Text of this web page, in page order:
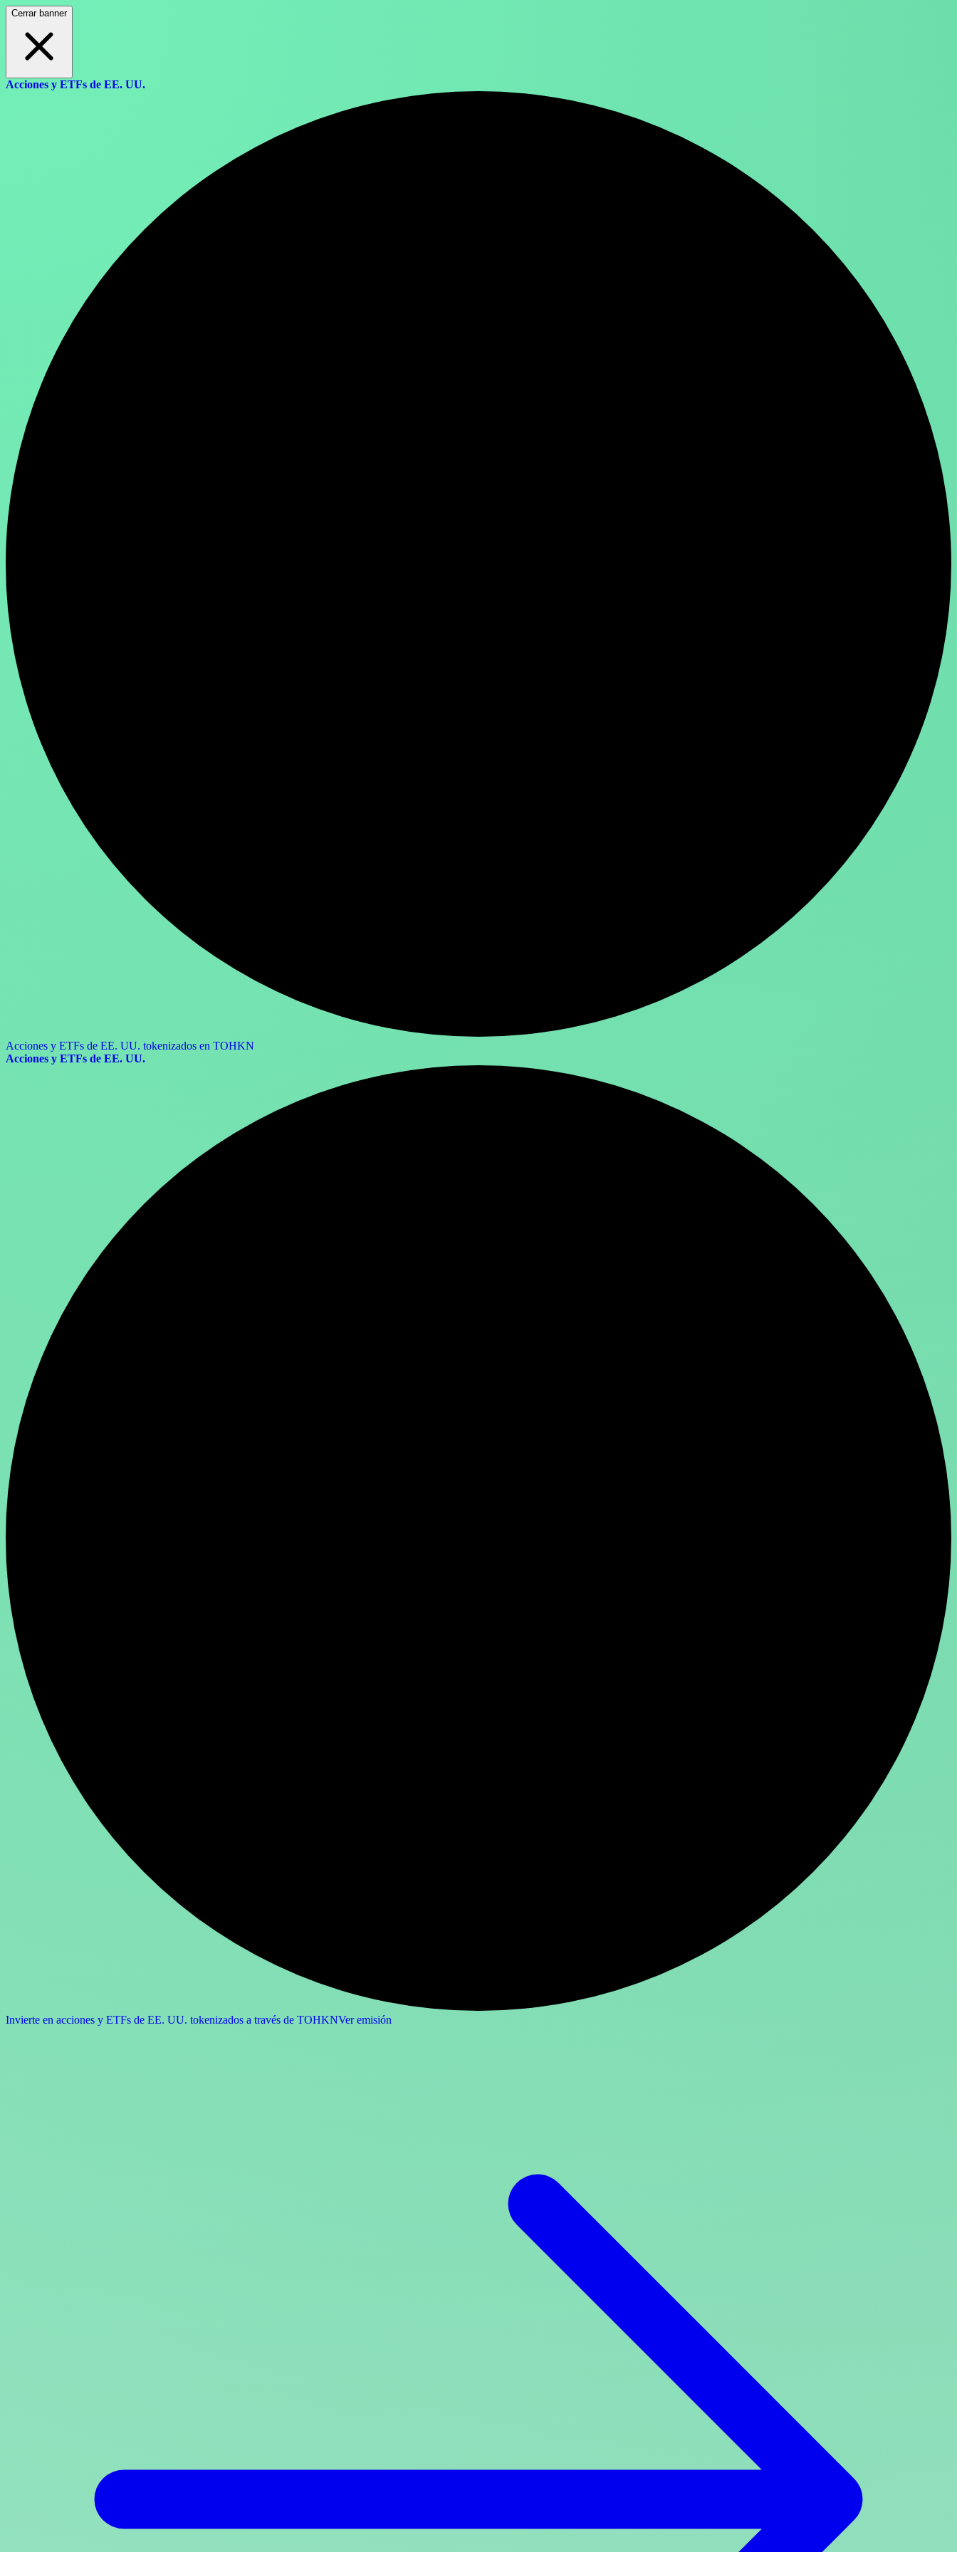
Cerrar banner
Acciones y ETFs de EE. UU.
Acciones y ETFs de EE. UU. tokenizados en TOHKN
Acciones y ETFs de EE. UU.
Invierte en acciones y ETFs de EE. UU. tokenizados a través de TOHKNVer emisión